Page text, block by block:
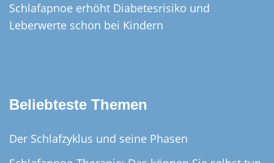
Schlafapnoe erhöht Diabetesrisiko und
Leberwerte schon bei Kindern
Beliebteste Themen
Der Schlafzyklus und seine Phasen